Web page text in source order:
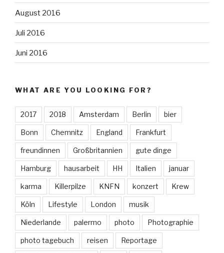
August 2016
Juli 2016
Juni 2016
WHAT ARE YOU LOOKING FOR?
2017 2018 Amsterdam Berlin bier
Bonn Chemnitz England Frankfurt
freundinnen Großbritannien gute dinge
Hamburg hausarbeit HH Italien januar
karma Killerpilze KNFN konzert Krew
Köln Lifestyle London musik
Niederlande palermo photo Photographie
photo tagebuch reisen Reportage